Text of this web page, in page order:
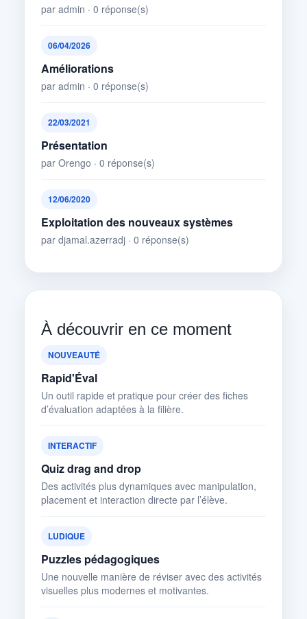
par admin · 0 réponse(s)
06/04/2026
Améliorations
par admin · 0 réponse(s)
22/03/2021
Présentation
par Orengo · 0 réponse(s)
12/06/2020
Exploitation des nouveaux systèmes
par djamal.azerradj · 0 réponse(s)
À découvrir en ce moment
NOUVEAUTÉ
Rapid'Éval
Un outil rapide et pratique pour créer des fiches
d’évaluation adaptées à la filière.
INTERACTIF
Quiz drag and drop
Des activités plus dynamiques avec manipulation,
placement et interaction directe par l’élève.
LUDIQUE
Puzzles pédagogiques
Une nouvelle manière de réviser avec des activités
visuelles plus modernes et motivantes.